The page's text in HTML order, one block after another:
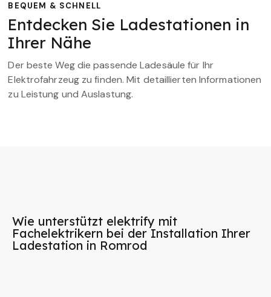
BEQUEM & SCHNELL
Entdecken Sie Ladestationen in
Ihrer Nähe
Der beste Weg die passende Ladesäule für Ihr
Elektrofahrzeug zu finden. Mit detaillierten Informationen
zu Leistung und Auslastung.
Wie unterstützt elektrify mit
Fachelektrikern bei der Installation Ihrer
Ladestation in Romrod